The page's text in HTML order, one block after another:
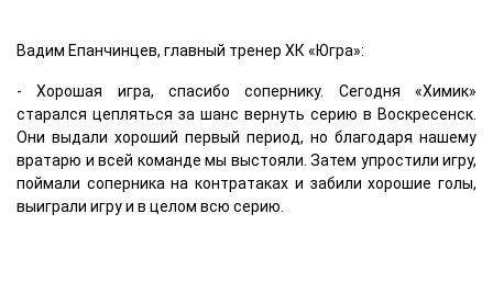
Вадим Епанчинцев, главный тренер ХК «Югра»:
- Хорошая игра, спасибо сопернику. Сегодня «Химик»
старался цепляться за шанс вернуть серию в Воскресенск.
Они выдали хороший первый период, но благодаря нашему
вратарю и всей команде мы выстояли. Затем упростили игру,
поймали соперника на контратаках и забили хорошие голы,
выиграли игру и в целом всю серию.